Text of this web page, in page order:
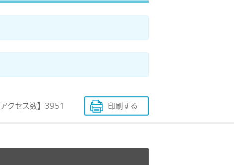
アクセス数】 3951 印刷する